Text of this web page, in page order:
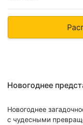
Новогоднее
Новогоднее
с чудесными